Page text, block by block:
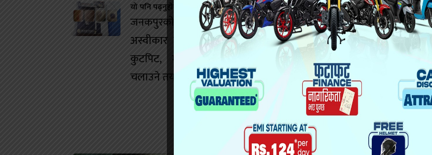
यो पनि पढ्नुहोस
जनकपुरको डान्स बारमा यौनकार्य
अस्वीकार गर्दा युवतीमाथि निर्घात
कुटपिट, मानव बेचबिखन मुद्दा
चलाउने तयारी
यो पनि पढ्नुहोस
सिरहा कारागारको अवस्थाबारे
राईनको गम्भीर प्रश्न